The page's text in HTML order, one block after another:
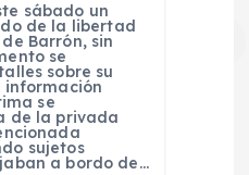
sábado un
de la libertad
Barrón, sin
se
sobre su
información
se
de la privada
sujetos
a bordo de…